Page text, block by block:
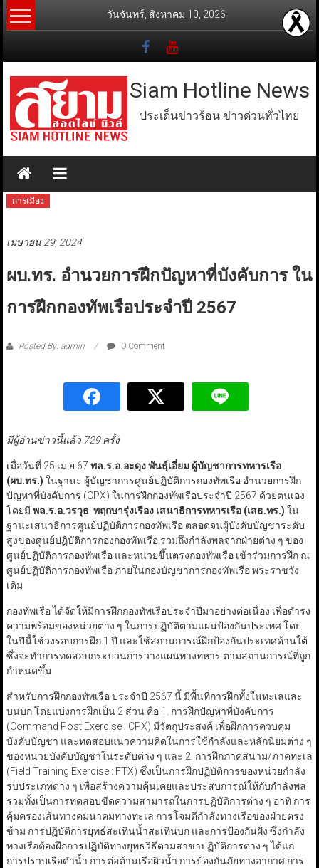
Skip
to
วันจันทร์, สิงหาคม 10, 2026
Siam Hotline News
ประเด็นข่าวร้อน ข่าวด่วนทั่วไทย
การเมือง
เมษายน 29, 2024
ผบ.ทร. อำนวยการฝึกปัญหาที่บังคับการ ใน
การฝึกกองทัพเรือประจำปี 2567
Posted By: admin 0 Comment
มีผู้อ่านข่าวนี้แล้ว 729 ครั้ง
เมื่อวันที่ 25 เม.ย.67 พล.ร.อ.อะดุง พันธุ์เอี่ยม ผู้บัญชาการทหารเรือ
(ผบ.ทร.) ในฐานะ ผู้บัญชาการศูนย์ปฏิบัติการกองทัพเรือ อำนวยการฝึก
ปัญหาที่บังคับการ (CPX) ในการฝึกกองทัพเรือประจำปี 2567 ด้วยตนเอง
โดยมี พล.ร.อ.วรวุธ พฤกษารุ่งเรือง เสนาธิการทหารเรือ (เสธ.ทร.) ใน
ฐานะเสนาธิการศูนย์ปฏิบัติการกองทัพเรือ ตลอดจนผู้บังคับบัญชาระดับ
สูงของศูนย์ปฏิบัติการกองกองทัพเรือ รวมถึงกำลังพลจากฝ่ายต่าง ๆ ของ
ศูนย์ปฏิบัติการกองทัพเรือ และหน่วยขึ้นตรงกองทัพเรือ เข้าร่วมการฝึก ณ
ศูนย์ปฏิบัติการกองทัพเรือ ภายในกองบัญชาการกองทัพเรือ พระราชวัง
เดิม
กองทัพเรือ ได้จัดให้มีการฝึกกองทัพเรือประจำปีมาอย่างต่อเนื่อง เพื่อดำรง
ความพร้อมของหน่วยต่าง ๆ ในการปฏิบัติตามแผนป้องกันประเทศ โดย
ในปีนี้ใช้วงรอบการฝึก 1 ปี และใช้สถานการณ์ฝึกป้องกันประเทศด้านใต้
ซึ่งจะทำการทดสอบกระบวนการวางแผนทางทหาร ตามสถานการณ์ที่ถูก
กำหนดขึ้น
สำหรับการฝึกกองทัพเรือ ประจำปี 2567 นี้ มีพื้นที่การฝึกทั้งในทะเลและ
บนบก โดยแบ่งการฝึกเป็น 2 ส่วน คือ 1. การฝึกปัญหาที่บังคับการ
(Command Post Exercise : CPX) มีวัตถุประสงค์ เพื่อฝึกการควบคุม
บังคับบัญชา และทดสอบแนวความคิดในการใช้กำลังและหลักนิยมต่าง ๆ
ของหน่วยบังคับบัญชาในระดับต่าง ๆ และ 2. การฝึกภาคสนาม/ภาคทะเล
(Field Training Exercise : FTX) ซึ่งเป็นการฝึกปฏิบัติการของหน่วยกำลัง
รบประเภทต่าง ๆ เพื่อสร้างความคุ้นเคยและประสบการณ์ให้กับกำลังพล
รวมทั้งเป็นการทดสอบขีดความสามารถในการปฏิบัติการต่าง ๆ อาทิ การ
คุ้มครองเส้นทางคมนาคมทางทะเล การโจมตีกำลังทางเรือของฝ่ายตรง
ข้าม การปฏิบัติการยุทธ์สะเทินน้ำสะเทินบก และการป้องกันฝั่ง ซึ่งกำลัง
ทางเรือต้องฝึกการปฏิบัติทางยุทธวิธีตามสาขาปฏิบัติการต่าง ๆ ได้แก่
การปราบเรือดำน้ำ การต่อต้านเรือผิวน้ำ การป้องกันภัยทางอากาศ การ